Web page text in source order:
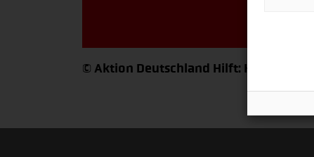
© Aktion Deutschland Hilft: Hilfe für die